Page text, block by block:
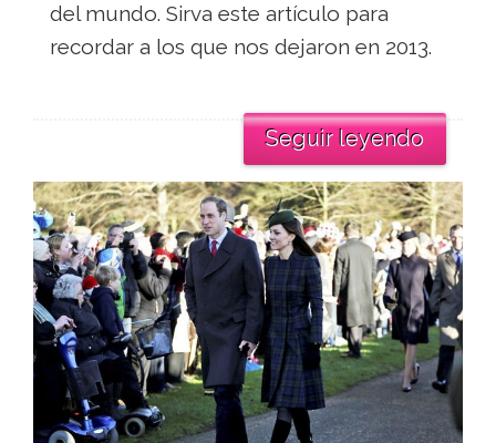
del mundo. Sirva este artículo para
recordar a los que nos dejaron en 2013.
Seguir leyendo